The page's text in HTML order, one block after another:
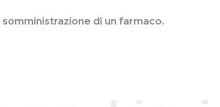
di un farmaco.